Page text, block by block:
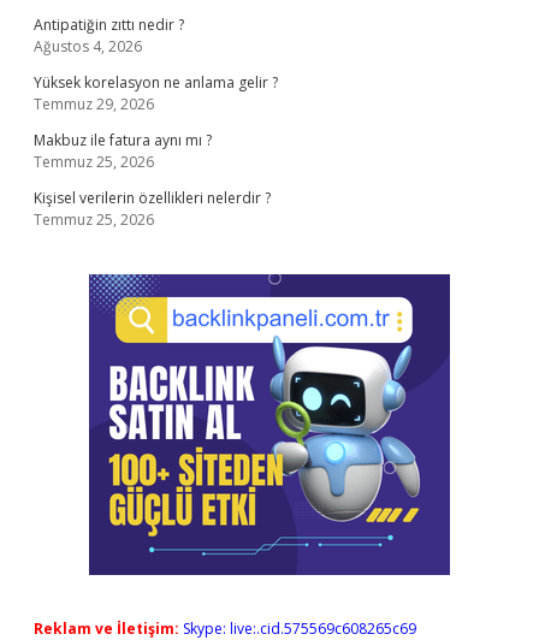
Antipatiğin zıttı nedir ?
Ağustos 4, 2026
Yüksek korelasyon ne anlama gelir ?
Temmuz 29, 2026
Makbuz ile fatura aynı mı ?
Temmuz 25, 2026
Kişisel verilerin özellikleri nelerdir ?
Temmuz 25, 2026
Reklam ve İletişim: Skype: live:.cid.575569c608265c69